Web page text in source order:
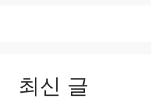
최신 글